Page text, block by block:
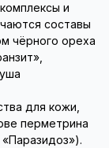
и
составы
чёрного ореха
для кожи,
перметрина